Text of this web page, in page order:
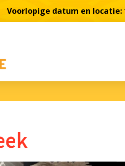
Voorlopige datum en locatie: